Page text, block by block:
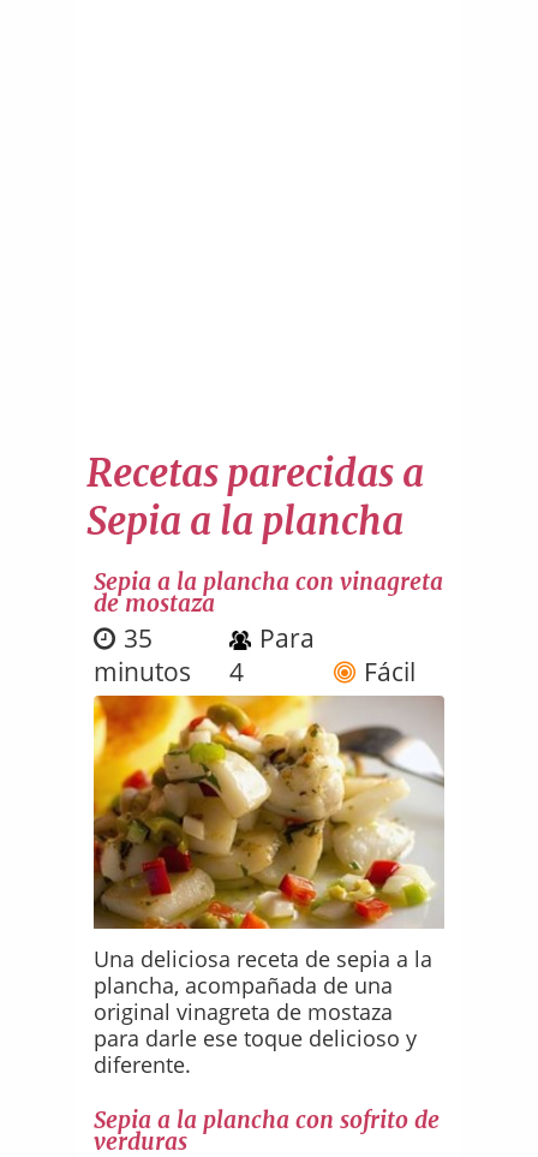
Recetas parecidas a
Sepia a la plancha
Sepia a la plancha con vinagreta
de mostaza
35
minutos
Para
4
Fácil
Una deliciosa receta de sepia a la
plancha, acompañada de una
original vinagreta de mostaza
para darle ese toque delicioso y
diferente.
Sepia a la plancha con sofrito de
verduras